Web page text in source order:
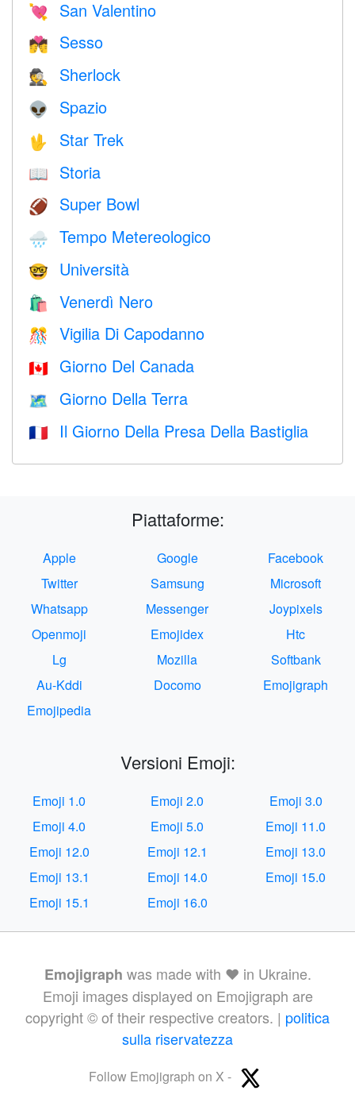
💘 San Valentino
💏 Sesso
🕵️ Sherlock
👽 Spazio
🖖 Star Trek
📖 Storia
🏈 Super Bowl
🌧 Tempo Metereologico
🤓 Università
🛍 Venerdì Nero
🎊 Vigilia Di Capodanno
🇨🇦 Giorno Del Canada
🗺️ Giorno Della Terra
🇫🇷 Il Giorno Della Presa Della Bastiglia
Piattaforme:
Apple Google
Facebook
Twitter
Samsung
Microsoft
Whatsapp
Messenger
Joypixels
Openmoji
Emojidex
Htc
Lg
Mozilla
Softbank
Au-Kddi
Docomo
Emojigraph
Emojipedia
Versioni Emoji:
Emoji 1.0 Emoji 2.0
Emoji 3.0
Emoji 4.0
Emoji 5.0
Emoji 11.0
Emoji 12.0
Emoji 12.1
Emoji 13.0
Emoji 13.1
Emoji 14.0
Emoji 15.0
Emoji 15.1
Emoji 16.0
Emojigraph was made with ❤️ in Ukraine.
Emoji images displayed on Emojigraph are
copyright © of their respective creators. | politica
sulla riservatezza
Follow Emojigraph on X -